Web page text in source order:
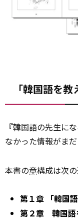
「韓国語を
『韓国語の先生に
なかった情報がま
本書の章構成は次の
第１章 「韓国
第２章 韓国語